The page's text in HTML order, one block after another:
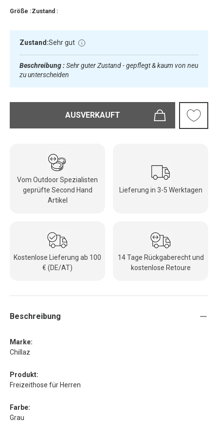
Größe :Zustand :
Zustand:Sehr gut
Beschreibung :Sehr guter Zustand - gepflegt & kaum von neu
zu unterscheiden
AUSVERKAUFT
Vom Outdoor Spezialisten
geprüfte Second Hand
Artikel
Lieferung in 3-5 Werktagen
Kostenlose Lieferung ab 100
€ (DE/AT)
14 Tage Rückgaberecht und
kostenlose Retoure
Beschreibung
Marke:
Chillaz
Produkt:
Freizeithose für Herren
Farbe:
Grau